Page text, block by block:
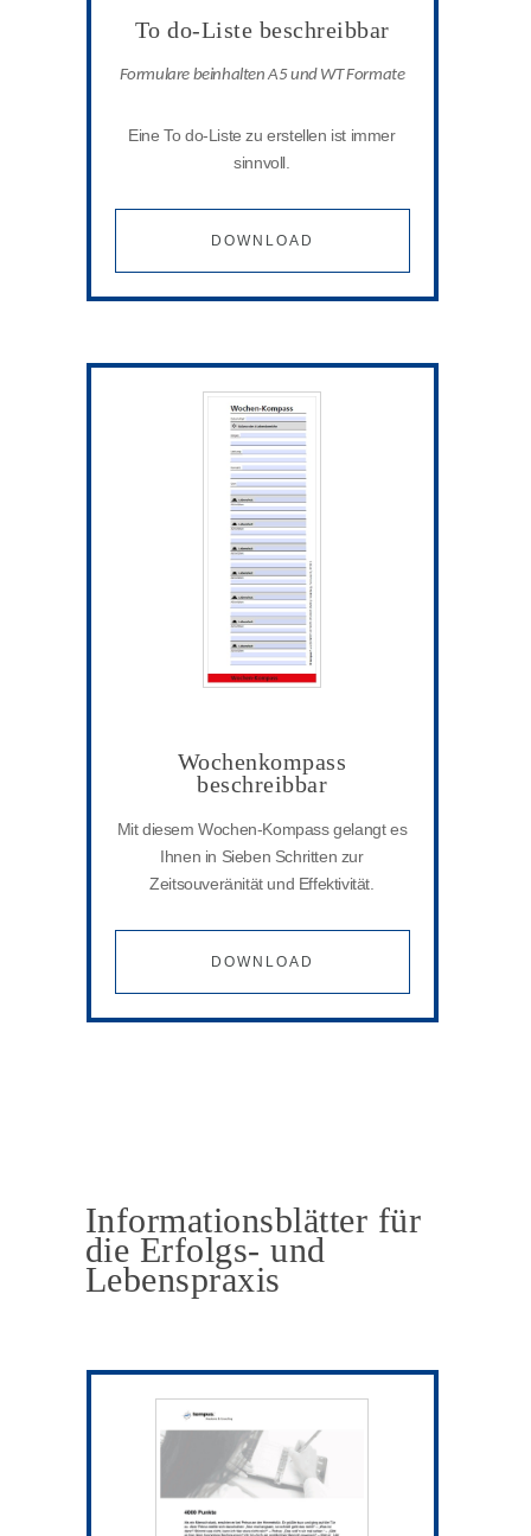
To do-Liste beschreibbar
Formulare beinhalten A5 und WT Formate
Eine To do-Liste zu erstellen ist immer
sinnvoll.
DOWNLOAD
Wochenkompass
beschreibbar
Mit diesem Wochen-Kompass gelangt es
Ihnen in Sieben Schritten zur
Zeitsouveränität und Effektivität.
DOWNLOAD
Informationsblätter für
die Erfolgs- und
Lebenspraxis